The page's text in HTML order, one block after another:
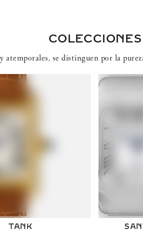
COLECCIONES
atemporales, se distinguen por la
TANK